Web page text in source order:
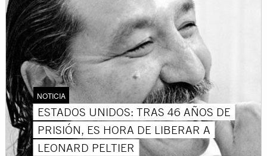
NOTICIA
ESTADOS UNIDOS: TRAS 46 AÑOS DE
PRISIÓN, ES HORA DE LIBERAR A
LEONARD PELTIER